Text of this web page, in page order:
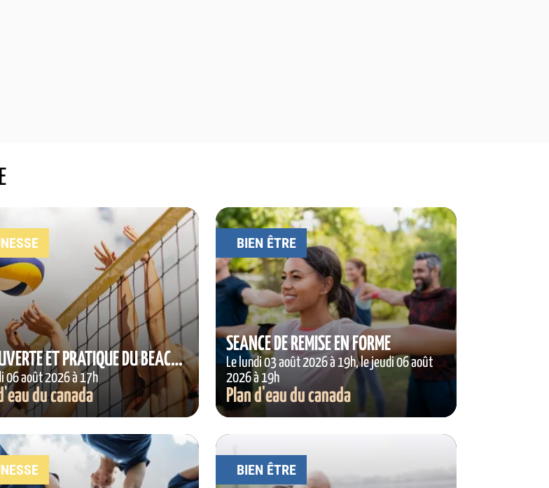
ET PRATIQUE DU BEACH
06 août 2026 à 17h
du canada
BIEN ÊTRE
SÉANCE DE REMISE EN FORME
Le lundi 03 août 2026 à 19h, le jeudi 06 août
2026 à 19h
Plan d'eau du canada
BIEN ÊTRE